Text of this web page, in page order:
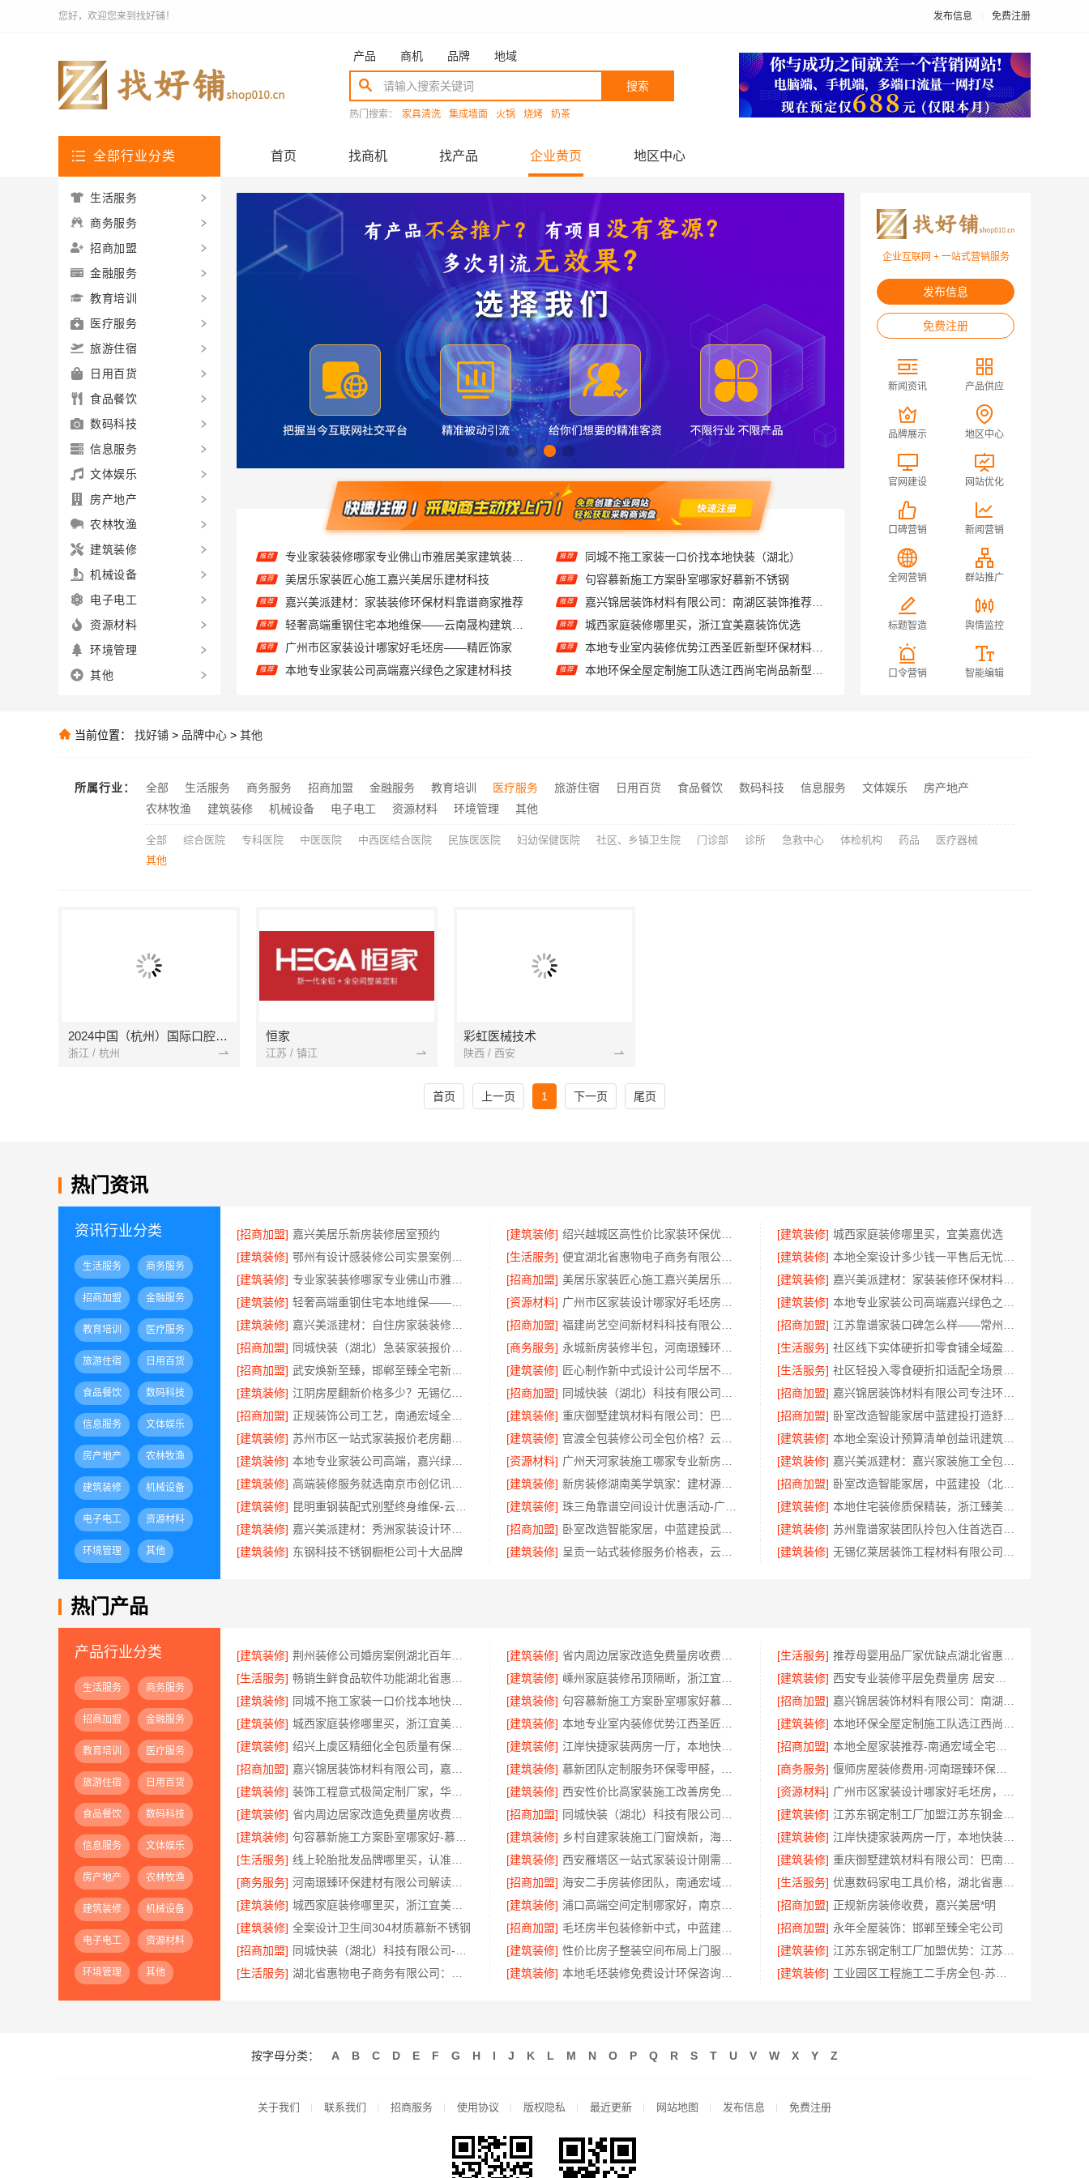
您好，欢迎您来到找好铺！ 发布信息 免费注册
产品 商机 品牌 地域
搜索
热门搜索： 家具清洗 集成墙面 火锅 烧烤 奶茶
全部行业分类 首页 找商机 找产品 企业黄页 地区中心
推荐 美居乐家装匠心施工嘉兴美居乐建材科技
推荐 嘉兴美派建材：家装装修环保材料靠谱商家推荐
推荐 轻奢高端重钢住宅本地维保——云南晟构建筑建材有限公司
推荐 广州市区家装设计哪家好毛坯房——精匠饰家
推荐 本地专业家装公司高端嘉兴绿色之家建材科技
推荐 嘉兴美居乐新房装修居室预约
推荐 本地全案设计多少钱一平售后无忧-湖南创益讯建筑有限公司
推荐 句容慕新施工方案卧室哪家好慕新不锈钢
推荐
推荐 城西家庭装修哪里买，浙江宜美嘉装饰优选
推荐
推荐 本地环保全屋定制施工队选江西尚宅尚品新型环保材料有限公司
推荐 荆州装修公司婚房案例湖北百年米莱空间美学装饰材料有限公司
推荐 西安专业装修平层免费量房 居安天成建筑工程
企业互联网 + 一站式营销服务
发布信息
免费注册
新闻资讯 产品供应
品牌展示 地区中心
官网建设 网站优化
口碑营销 新闻营销
全网营销 群站推广
标题智造 舆情监控
口令营销 智能编辑
生活服务
商务服务
招商加盟
金融服务
教育培训
医疗服务
旅游住宿
日用百货
食品餐饮
数码科技
信息服务
文体娱乐
房产地产
农林牧渔
建筑装修
机械设备
电子电工
资源材料
环境管理
其他
当前位置： 找好铺 > 品牌中心 > 其他
所属行业： 全部 生活服务 商务服务 招商加盟 金融服务 教育培训 医疗服务 旅游住宿 日用百货 食品餐饮 数码科技 信息服务 文体娱乐
房产地产
农林牧渔
建筑装修 机械设备 电子电工 资源材料 环境管理 其他
全部 综合医院 专科医院 中医医院 中西医结合医院 民族医医院 妇幼保健医院 社区、乡镇卫生院 门诊部 诊所 急救中心 体检机构 药品
医疗器械
其他
2024中国（杭州）国际口腔设备与材料展览会
浙江 / 杭州
恒家
江苏 / 镇江
彩虹医械技术
陕西 / 西安
首页 上一页 1 下一页 尾页
热门资讯
资讯行业分类
生活服务 商务服务
招商加盟 金融服务
教育培训 医疗服务
旅游住宿 日用百货
食品餐饮 数码科技
信息服务 文体娱乐
房产地产 农林牧渔
建筑装修 机械设备
电子电工 资源材料
环境管理 其他
[招商加盟] 嘉兴美居乐新房装修居室预约 [建筑装修] [建筑装修] 城西家庭装修哪里买，宜美嘉优选
[建筑装修]
[生活服务] [建筑装修]
本地全案设计多少钱一平售后无忧-湖南创益讯建筑有限公司
[建筑装修]
[招商加盟] [建筑装修]
嘉兴美派建材：家装装修环保材料靠谱商家推荐
[建筑装修]
[资源材料] [建筑装修]
[建筑装修]
[招商加盟] [招商加盟]
[招商加盟]
[商务服务] [生活服务]
[招商加盟]
[建筑装修] [生活服务]
[建筑装修]
[招商加盟] [招商加盟]
嘉兴锦居装饰材料有限公司专注环保设计口碑好
[招商加盟]
[建筑装修] [招商加盟]
卧室改造智能家居中蓝建投打造舒适空间
[建筑装修]
[建筑装修] [建筑装修]
本地全案设计预算清单创益讯建筑湖南创益讯建筑
[建筑装修]
[资源材料] [建筑装修]
[建筑装修]
[建筑装修] [招商加盟]
卧室改造智能家居，中蓝建投（北京）建设有限公司武功分公司
[建筑装修]
[建筑装修] [建筑装修]
本地住宅装修质保精装，浙江臻美新型建材有限公司正规交付
[建筑装修]
[招商加盟] [建筑装修]
[建筑装修] 东钢科技不锈钢橱柜公司十大品牌 [建筑装修] [建筑装修]
热门产品
产品行业分类
生活服务 商务服务
招商加盟 金融服务
教育培训 医疗服务
旅游住宿 日用百货
食品餐饮 数码科技
信息服务 文体娱乐
房产地产 农林牧渔
建筑装修 机械设备
电子电工 资源材料
环境管理 其他
[建筑装修] [建筑装修] [生活服务]
[生活服务]
[建筑装修] [建筑装修]
[建筑装修]
[建筑装修] [招商加盟]
[建筑装修]
[建筑装修] [建筑装修]
[建筑装修]
[建筑装修] [招商加盟]
[招商加盟]
[建筑装修] [商务服务]
偃师房屋装修费用-河南璟臻环保建材有限公司无隐形消费
[建筑装修]
[建筑装修] [资源材料]
[建筑装修]
[招商加盟] [建筑装修]
江苏东钢定制工厂加盟江苏东钢金属科技
[建筑装修]
[建筑装修] [建筑装修]
江岸快捷家装两房一厅，本地快装（湖北）科技一站式全包
[生活服务]
[建筑装修] [建筑装修]
重庆御墅建筑材料有限公司：巴南定制化现浇别墅抗震防风
[商务服务]
[招商加盟] [生活服务]
[建筑装修]
[建筑装修] [招商加盟] 正规新房装修收费，嘉兴美居*明
[建筑装修] 全案设计卫生间304材质慕新不锈钢 [招商加盟] [招商加盟] 永年全屋装饰：邯郸至臻全宅公司
[招商加盟]
[建筑装修] [建筑装修]
江苏东钢定制工厂加盟优势：江苏东钢金属
[生活服务]
[建筑装修] [建筑装修] 工业园区工程施工二手房全包-苏州兔哥哥智装新材料
按字母分类： A B C D E F G H I J K L M N O P Q R S T U V W X Y Z
关于我们 联系我们 招商服务 使用协议 版权隐私 最近更新 网站地图 发布信息 免费注册